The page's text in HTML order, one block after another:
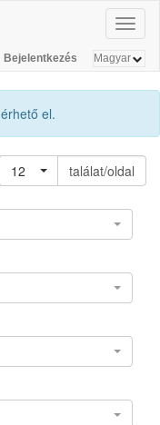
Bejelentkezés
érhető el.
12
találat/oldal